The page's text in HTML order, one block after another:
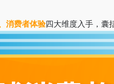
消费者体验四大维度入手，囊